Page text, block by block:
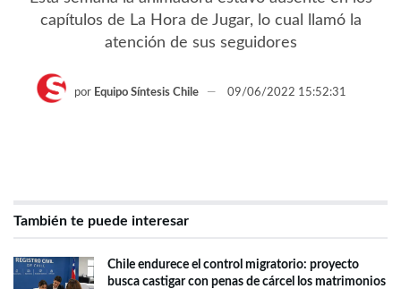
capítulos de La Hora de Jugar, lo cual llamó la
atención de sus seguidores
por Equipo Síntesis Chile 09/06/2022 15:52:31
También te puede interesar
Chile endurece el control migratorio: proyecto
busca castigar con penas de cárcel los matrimonios